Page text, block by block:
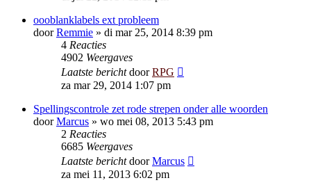
oooblanklabels ext probleem
doorRemmie » di mar 25, 2014 8:39 pm
4 Reacties
4902 Weergaves
Laatste berichtdoorRPG
za mar 29, 2014 1:07 pm
Spellingscontrole zet rode strepen onder alle woorden
doorMarcus » wo mei 08, 2013 5:43 pm
2 Reacties
6685 Weergaves
Laatste berichtdoorMarcus
za mei 11, 2013 6:02 pm